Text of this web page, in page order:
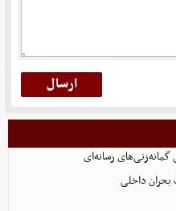
گمانه‌زنی‌های رسانه‌ای
داخلی